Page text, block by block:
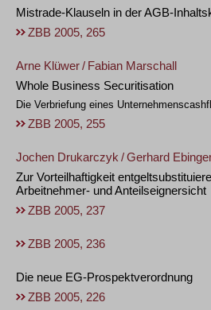
Mistrade-Klauseln in der AGB-
ZBB 2005, 265
Arne Klüwer/ Fabian Marschall
Whole Business Securitisation
Die Verbriefung eines
ZBB 2005, 255
Jochen Drukarczyk /Gerhard
Zur Vorteilhaftigkeit
Arbeitnehmer- und Anteilseignersicht
ZBB 2005, 237
ZBB 2005, 236
Die neue EG-Prospektverordnung
ZBB 2005, 226